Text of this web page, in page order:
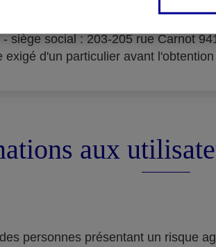
prêteur : AXA Banque
siège social : 203-205 rue Carnot
d'un particulier avant
aux
personnes présentant un risque